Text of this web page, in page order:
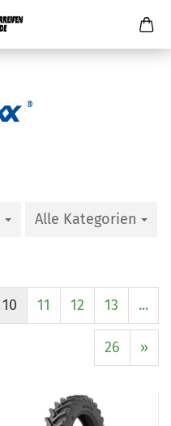
Alle Kategorien
10 11 12 13 ...
26 »